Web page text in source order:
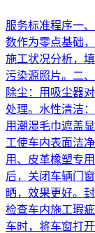
服务标准程序一
数作为零点基础
施工状况分析，
污染源照片。二
除尘：用吸尘器
处理。水性清洁
用潮湿毛巾遮盖
工使车内表面洁
用、皮革橡塑专
后，关闭车辆门
晒，效果更好。
检查车内施工瑕
车时，将车窗打